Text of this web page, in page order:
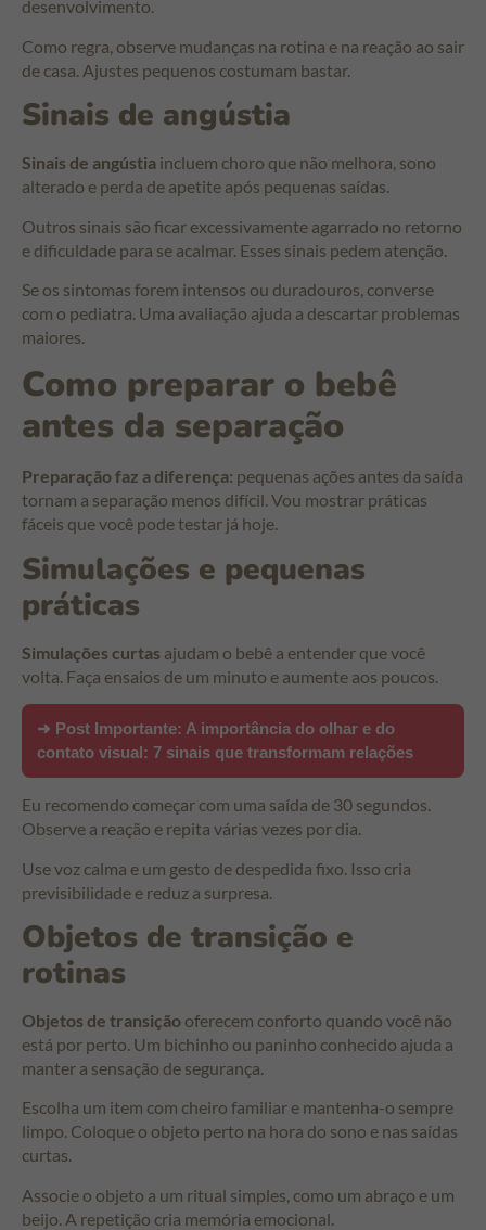
desenvolvimento.
Como regra, observe mudanças na rotina e na reação ao sair
de casa. Ajustes pequenos costumam bastar.
Sinais de angústia
Sinais de angústia incluem choro que não melhora, sono
alterado e perda de apetite após pequenas saídas.
Outros sinais são ficar excessivamente agarrado no retorno
e dificuldade para se acalmar. Esses sinais pedem atenção.
Se os sintomas forem intensos ou duradouros, converse
com o pediatra. Uma avaliação ajuda a descartar problemas
maiores.
Como preparar o bebê
antes da separação
Preparação faz a diferença: pequenas ações antes da saída
tornam a separação menos difícil. Vou mostrar práticas
fáceis que você pode testar já hoje.
Simulações e pequenas
práticas
Simulações curtas ajudam o bebê a entender que você
volta. Faça ensaios de um minuto e aumente aos poucos.
➜ Post Importante: A importância do olhar e do
contato visual: 7 sinais que transformam relações
Eu recomendo começar com uma saída de 30 segundos.
Observe a reação e repita várias vezes por dia.
Use voz calma e um gesto de despedida fixo. Isso cria
previsibilidade e reduz a surpresa.
Objetos de transição e
rotinas
Objetos de transição oferecem conforto quando você não
está por perto. Um bichinho ou paninho conhecido ajuda a
manter a sensação de segurança.
Escolha um item com cheiro familiar e mantenha-o sempre
limpo. Coloque o objeto perto na hora do sono e nas saídas
curtas.
Associe o objeto a um ritual simples, como um abraço e um
beijo. A repetição cria memória emocional.